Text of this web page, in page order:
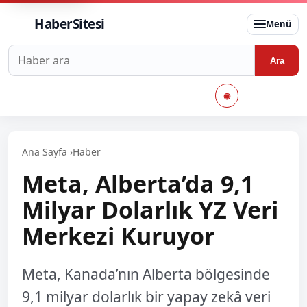
HaberSitesi Menü
Haberlerde ara
Ara
◉
Ana Sayfa ›Haber
Meta, Alberta’da 9,1
Milyar Dolarlık YZ Veri
Merkezi Kuruyor
Meta, Kanada’nın Alberta bölgesinde
9,1 milyar dolarlık bir yapay zekâ veri